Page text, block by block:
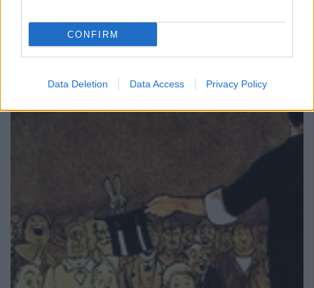
CONFIRM
Data Deletion Data Access Privacy Policy
valaki, hát ő tudja, hogy…